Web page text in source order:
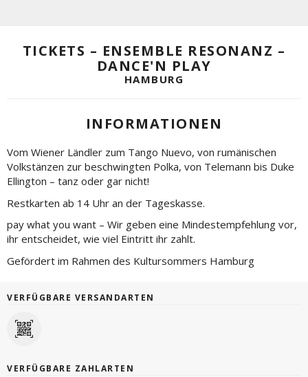
TICKETS – ENSEMBLE RESONANZ –
DANCE'N PLAY
HAMBURG
INFORMATIONEN
Vom Wiener Ländler zum Tango Nuevo, von rumänischen
Volkstänzen zur beschwingten Polka, von Telemann bis Duke
Ellington – tanz oder gar nicht!
Restkarten ab 14 Uhr an der Tageskasse.
pay what you want – Wir geben eine Mindestempfehlung vor,
ihr entscheidet, wie viel Eintritt ihr zahlt.
Gefördert im Rahmen des Kultursommers Hamburg
VERFÜGBARE VERSANDARTEN
VERFÜGBARE ZAHLARTEN